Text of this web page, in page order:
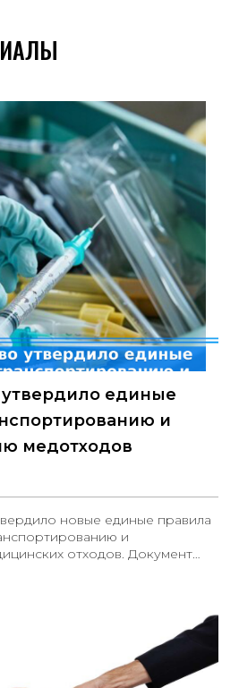
утвердило единые
и
медотходов
новые единые правила
и
отходов. Документ
общий порядок их
требования к
заключения и исполнения
и объектам